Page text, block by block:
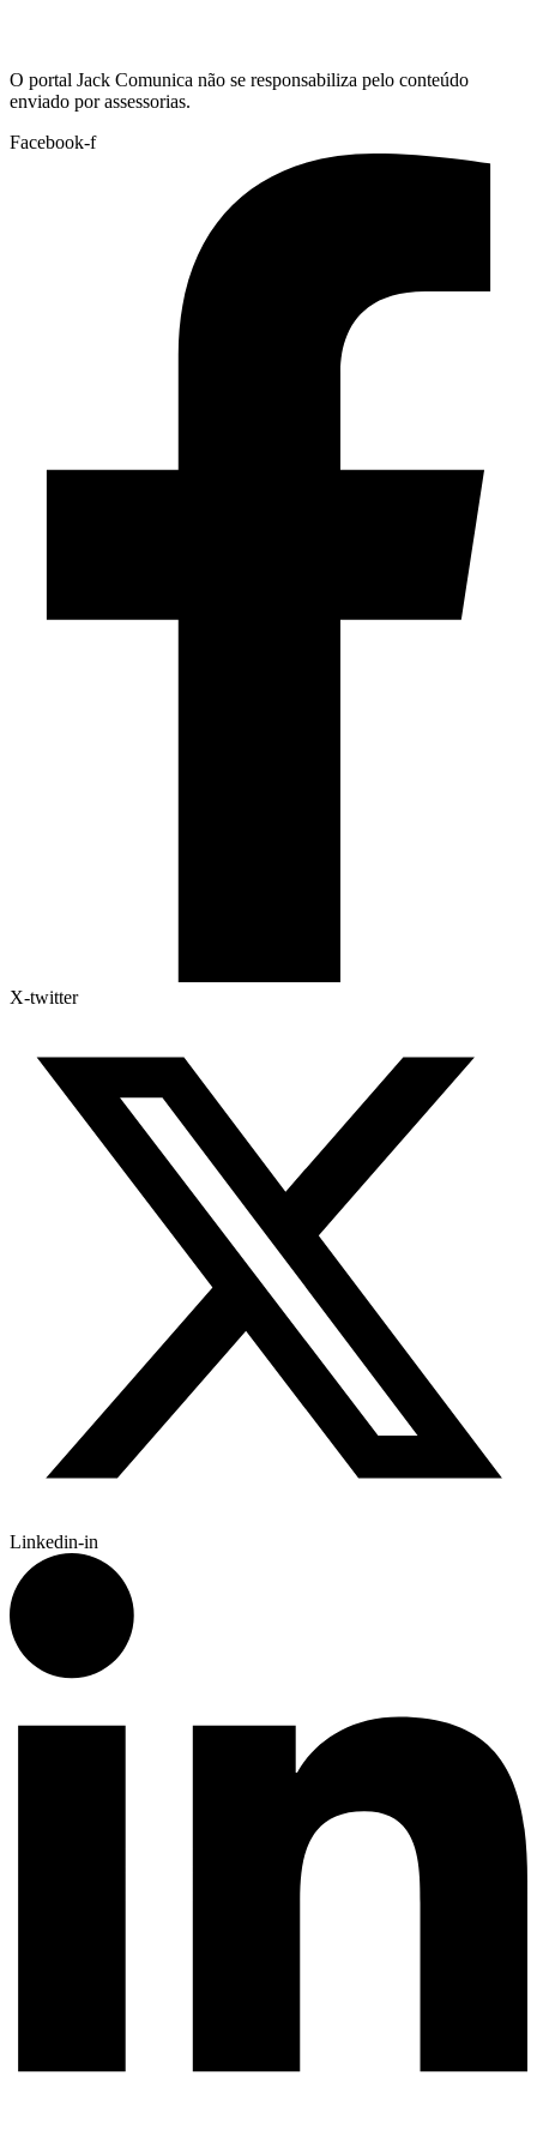
O portal Jack Comunica não se responsabiliza pelo conteúdo
enviado por assessorias.
Facebook-f
X-twitter
Linkedin-in